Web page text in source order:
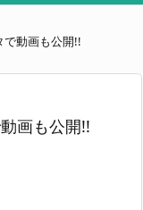
動画も公開!!
画も公開!!